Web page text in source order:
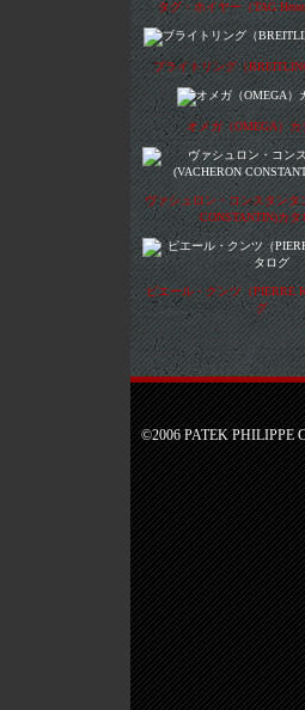
タグ・ホイヤー（TAG
ブライトリング（
オメガ（OMEGA）カ
ヴァシュロン・コンスタンタ
CONSTANTIN)カタ
ピエール・クンツ（PIERRE
グ
©2006 PATEK PHILIPPE